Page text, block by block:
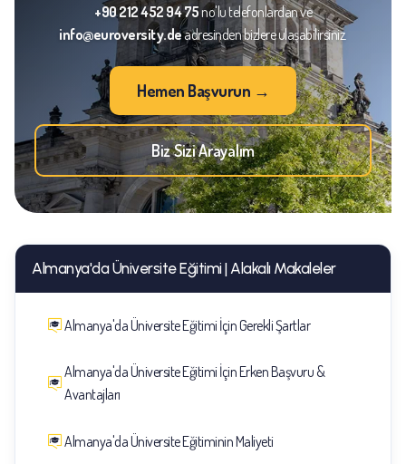
+90 212 452 94 75 no'lu telefonlardan ve
info@euroversity.deadresinden bizlere ulaşabilirsiniz.
Hemen Başvurun →
Biz Sizi Arayalım
Almanya'da Üniversite Eğitimi | Alakalı Makaleler
Almanya'da Üniversite Eğitimi İçin Gerekli Şartlar
Almanya'da Üniversite Eğitimi İçin Erken Başvuru &
Avantajları
Almanya'da Üniversite Eğitiminin Maliyeti